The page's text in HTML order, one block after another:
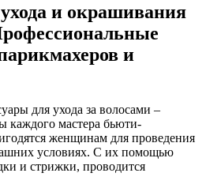
и окрашивания
и
для ухода за волосами –
каждого мастера бьюти-
женщинам для проведения
условиях. С их помощью
и стрижки, проводится